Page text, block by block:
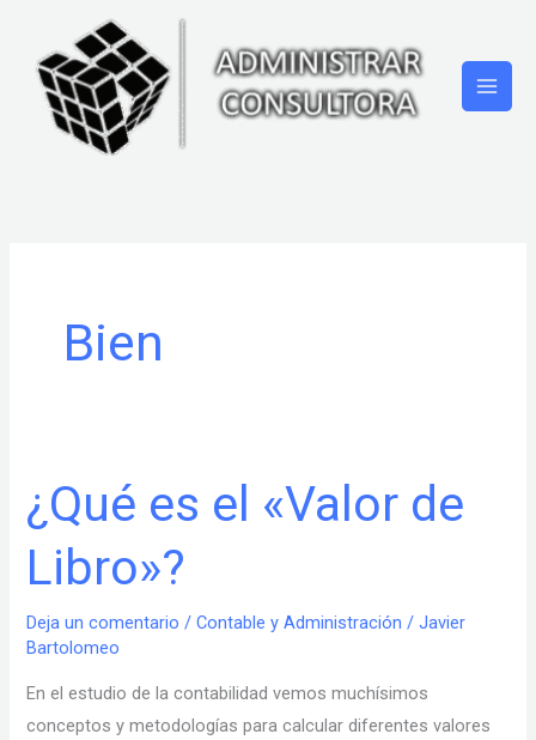
contenido
Bien
¿Qué es el «Valor de
Libro»?
Deja un comentario /Contable y Administración /Javier
Bartolomeo
En el estudio de la contabilidad vemos muchísimos
conceptos y metodologías para calcular diferentes valores
¿Qué
es
el
«Valor
de
Libro»?